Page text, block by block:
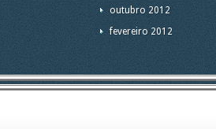
outubro 2012
fevereiro 2012